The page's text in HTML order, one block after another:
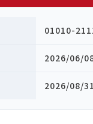
01010-
2026/06/
2026/08/